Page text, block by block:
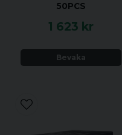
50PCS
1 623 kr
Bevaka